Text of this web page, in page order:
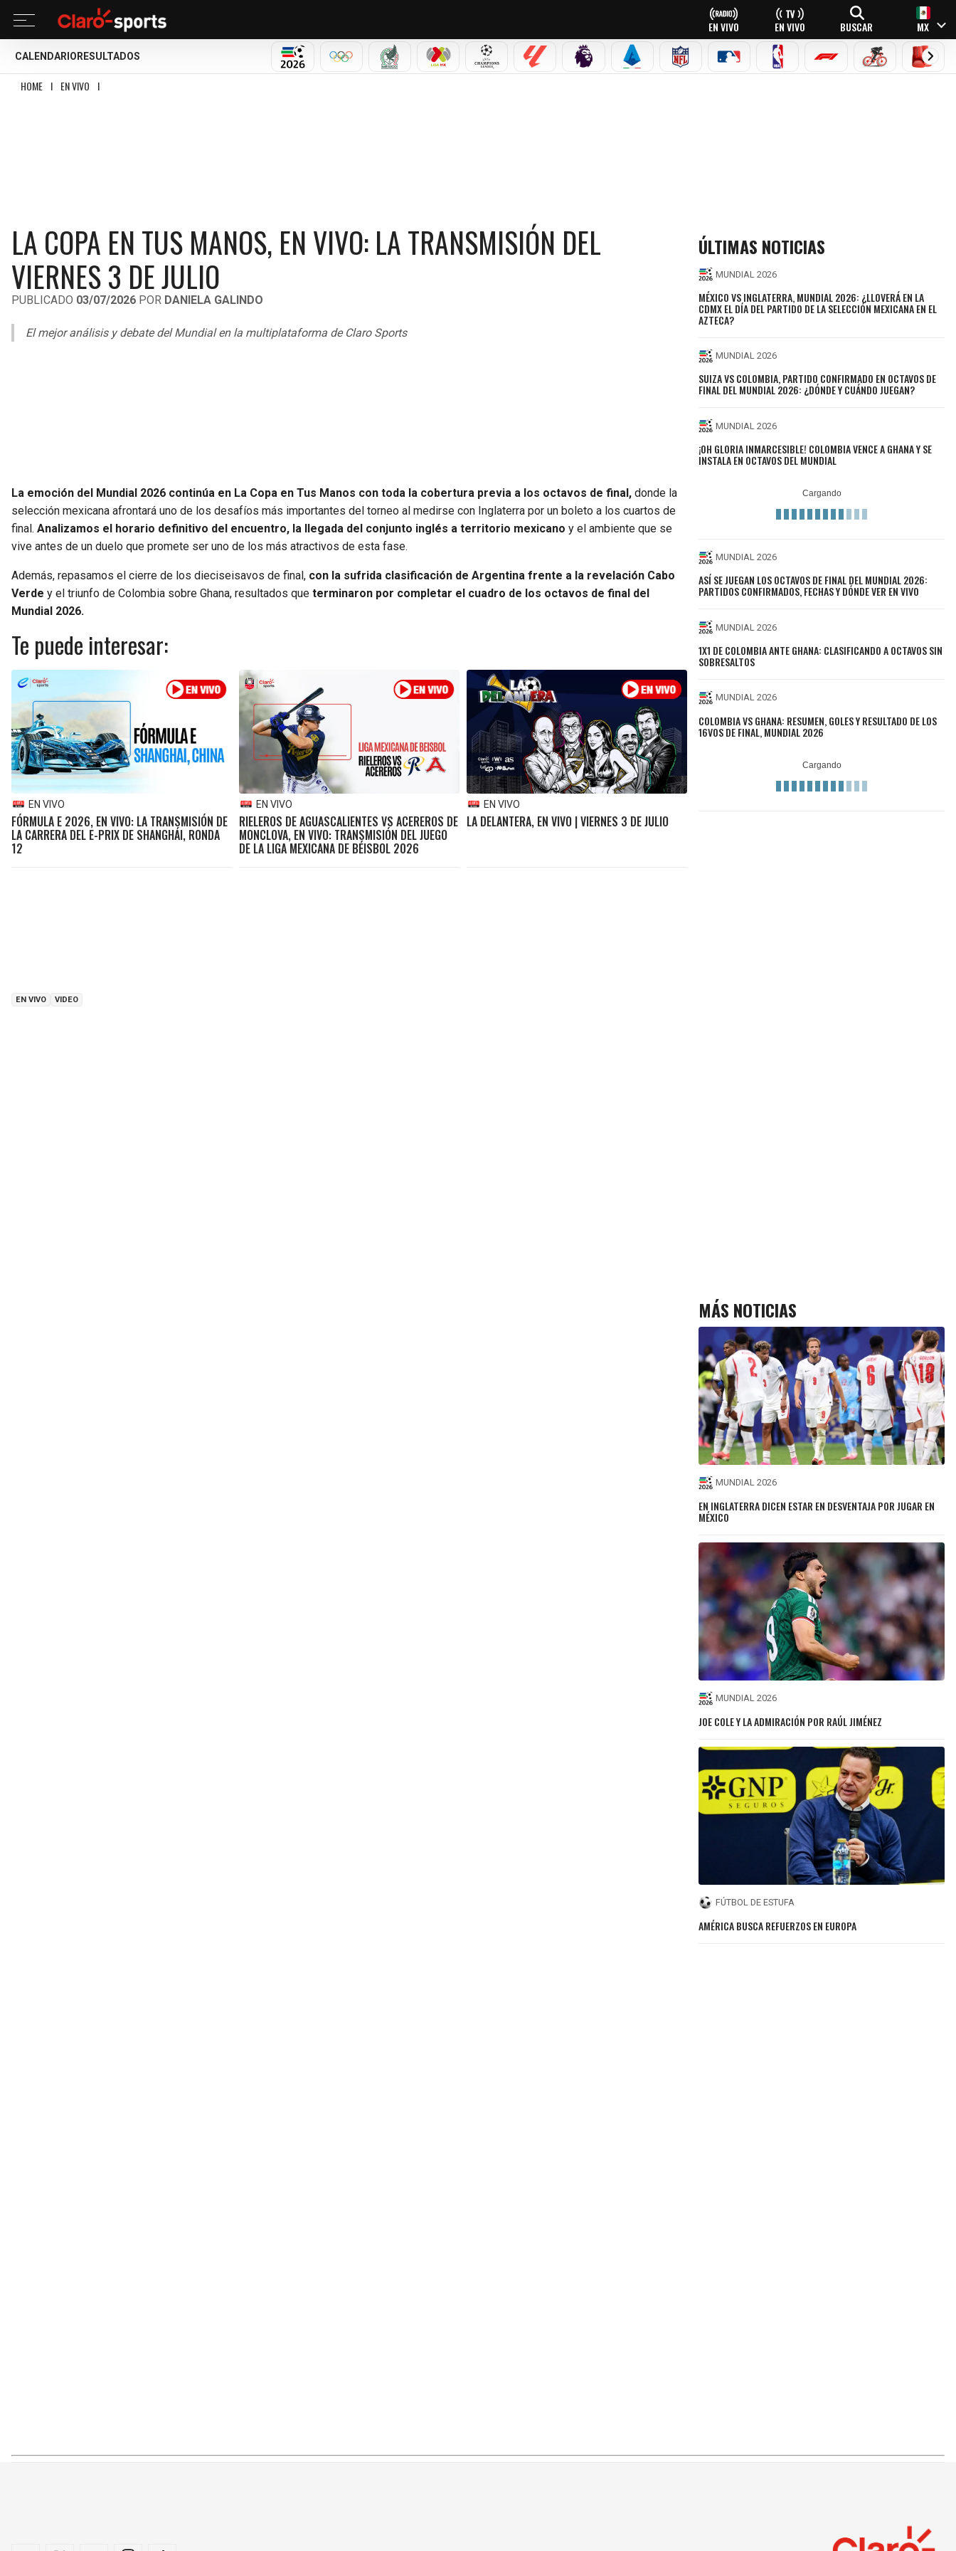
EN VIVO EN VIVO BUSCAR MX
CALENDARIO RESULTADOS
MUNDIAL 2026OLÍMPICOSSELECCIÓN MEXICANA
LIGA MX CHAMPIONS LEAGUE
LALIGA PREMIER LEAGUE
SERIE A NFL MLB NBA FÓRMULA 1CICLISMOBOXEO
HOME I EN VIVO I
LA COPA EN TUS MANOS, EN VIVO: LA TRANSMISIÓN DEL
VIERNES 3 DE JULIO
PUBLICADO 03/07/2026 POR DANIELA GALINDO
El mejor análisis y debate del Mundial en la multiplataforma de Claro Sports
La emoción del Mundial 2026 continúa en La Copa en Tus Manos con toda la cobertura previa a los octavos de final, donde la
selección mexicana afrontará uno de los desafíos más importantes del torneo al medirse con Inglaterra por un boleto a los cuartos de
final. Analizamos el horario definitivo del encuentro, la llegada del conjunto inglés a territorio mexicano y el ambiente que se
vive antes de un duelo que promete ser uno de los más atractivos de esta fase.
Además, repasamos el cierre de los dieciseisavos de final, con la sufrida clasificación de Argentina frente a la revelación Cabo
Verde y el triunfo de Colombia sobre Ghana, resultados que terminaron por completar el cuadro de los octavos de final del
Mundial 2026.
Te puede interesar:
EN VIVO
FÓRMULA E 2026, EN VIVO: LA TRANSMISIÓN DE
LA CARRERA DEL E-PRIX DE SHANGHÁI, RONDA
12
EN VIVO
RIELEROS DE AGUASCALIENTES VS ACEREROS DE
MONCLOVA, EN VIVO: TRANSMISIÓN DEL JUEGO
DE LA LIGA MEXICANA DE BÉISBOL 2026
EN VIVO
LA DELANTERA, EN VIVO | VIERNES 3 DE JULIO
EN VIVO VIDEO
ÚLTIMAS NOTICIAS
MUNDIAL 2026
MÉXICO VS INGLATERRA, MUNDIAL 2026: ¿LLOVERÁ EN LA
CDMX EL DÍA DEL PARTIDO DE LA SELECCIÓN MEXICANA EN EL
AZTECA?
MUNDIAL 2026
SUIZA VS COLOMBIA, PARTIDO CONFIRMADO EN OCTAVOS DE
FINAL DEL MUNDIAL 2026: ¿DÓNDE Y CUÁNDO JUEGAN?
MUNDIAL 2026
¡OH GLORIA INMARCESIBLE! COLOMBIA VENCE A GHANA Y SE
INSTALA EN OCTAVOS DEL MUNDIAL
MUNDIAL 2026
ASÍ SE JUEGAN LOS OCTAVOS DE FINAL DEL MUNDIAL 2026:
PARTIDOS CONFIRMADOS, FECHAS Y DÓNDE VER EN VIVO
MUNDIAL 2026
1X1 DE COLOMBIA ANTE GHANA: CLASIFICANDO A OCTAVOS SIN
SOBRESALTOS
MUNDIAL 2026
COLOMBIA VS GHANA: RESUMEN, GOLES Y RESULTADO DE LOS
16VOS DE FINAL, MUNDIAL 2026
MÁS NOTICIAS
MUNDIAL 2026
EN INGLATERRA DICEN ESTAR EN DESVENTAJA POR JUGAR EN
MÉXICO
MUNDIAL 2026
JOE COLE Y LA ADMIRACIÓN POR RAÚL JIMÉNEZ
FÚTBOL DE ESTUFA
AMÉRICA BUSCA REFUERZOS EN EUROPA